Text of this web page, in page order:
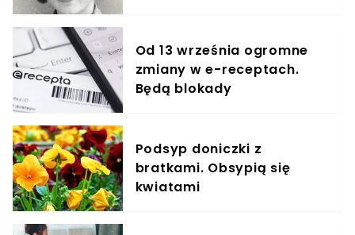
Od 13 września ogromne
zmiany w e-receptach.
Będą blokady
Podsyp doniczki z
bratkami. Obsypią się
kwiatami